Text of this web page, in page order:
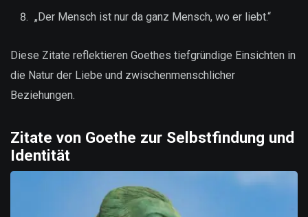
„Der Mensch ist nur da ganz Mensch, wo er liebt.“
Diese Zitate reflektieren Goethes tiefgründige Einsichten in
die Natur der Liebe und zwischenmenschlicher
Beziehungen.
Zitate von Goethe zur Selbstfindung und
Identität